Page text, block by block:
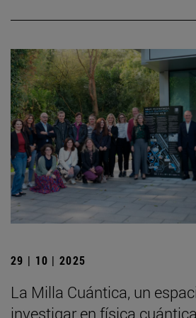
29 | 10 | 2025
La Milla Cuántica, un
investigar en física cuántica